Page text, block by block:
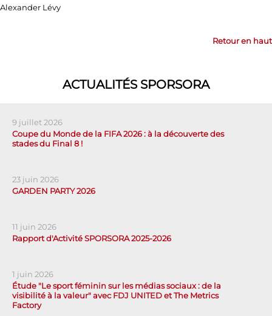
Alexander Lévy
Retour en haut
ACTUALITÉS SPORSORA
9 juillet 2026
Coupe du Monde de la FIFA 2026 : à la découverte des
stades du Final 8 !
23 juin 2026
GARDEN PARTY 2026
11 juin 2026
Rapport d'Activité SPORSORA 2025-2026
1 juin 2026
Étude "Le sport féminin sur les médias sociaux : de la
visibilité à la valeur" avec FDJ UNITED et The Metrics
Factory